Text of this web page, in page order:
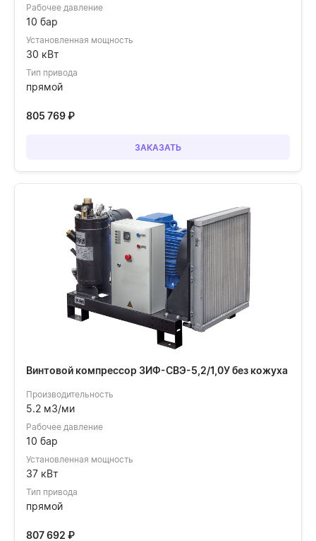
Рабочее давление
10 бар
Установленная мощность
30 кВт
Тип привода
прямой
805 769₽
ЗАКАЗАТЬ
Винтовой компрессор ЗИФ-СВЭ-5,2/1,0У без кожуха
Производительность
5.2 м3/ми
Рабочее давление
10 бар
Установленная мощность
37 кВт
Тип привода
прямой
807 692 ₽